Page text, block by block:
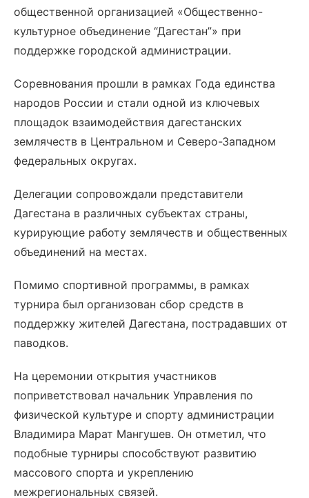
общественной организацией «Общественно-
культурное объединение “Дагестан”» при
поддержке городской администрации.
Соревнования прошли в рамках Года единства
народов России и стали одной из ключевых
площадок взаимодействия дагестанских
землячеств в Центральном и Северо-Западном
федеральных округах.
Делегации сопровождали представители
Дагестана в различных субъектах страны,
курирующие работу землячеств и общественных
объединений на местах.
Помимо спортивной программы, в рамках
турнира был организован сбор средств в
поддержку жителей Дагестана, пострадавших от
паводков.
На церемонии открытия участников
поприветствовал начальник Управления по
физической культуре и спорту администрации
Владимира Марат Мангушев. Он отметил, что
подобные турниры способствуют развитию
массового спорта и укреплению
межрегиональных связей.